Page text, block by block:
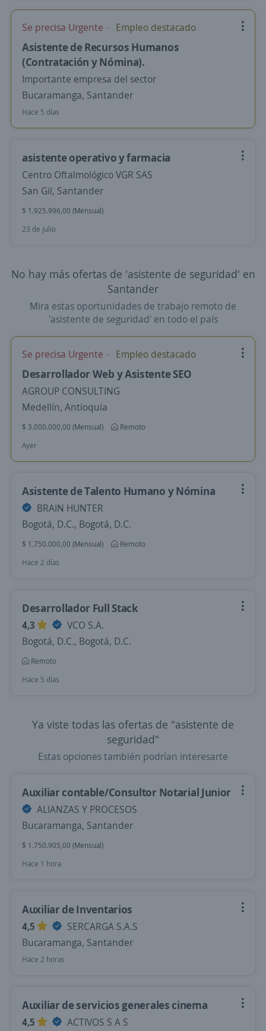
Se precisa Urgente Empleo destacado
Asistente de Recursos Humanos
(Contratación y Nómina).
Importante empresa del sector
Bucaramanga, Santander
Hace 5 días
asistente operativo y farmacia
Centro Oftalmológico VGR SAS
San Gil, Santander
$ 1.925.996,00 (Mensual)
23 de julio
No hay más ofertas de 'asistente de seguridad' en
Santander
Mira estas oportunidades de trabajo remoto de
'asistente de seguridad' en todo el país
Se precisa Urgente Empleo destacado
Desarrollador Web y Asistente SEO
AGROUP CONSULTING
Medellín, Antioquia
$ 3.000.000,00 (Mensual)
Remoto
Ayer
Asistente de Talento Humano y Nómina
BRAIN HUNTER
Bogotá, D.C., Bogotá, D.C.
$ 1.750.000,00 (Mensual)
Remoto
Hace 2 días
Desarrollador Full Stack
4,3
VCO S.A.
Bogotá, D.C., Bogotá, D.C.
Remoto
Hace 5 días
Ya viste todas las ofertas de "asistente de
seguridad"
Estas opciones también podrían interesarte
Auxiliar contable/Consultor Notarial Junior
ALIANZAS Y PROCESOS
Bucaramanga, Santander
$ 1.750.905,00 (Mensual)
Hace 1 hora
Auxiliar de Inventarios
4,5
SERCARGA S.A.S
Bucaramanga, Santander
Hace 2 horas
Auxiliar de servicios generales cinema
4,5
ACTIVOS S A S